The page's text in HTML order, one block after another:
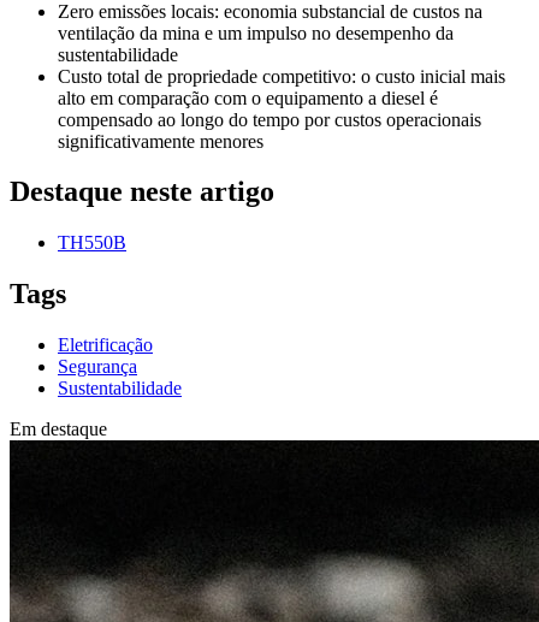
Zero emissões locais: economia substancial de custos na
ventilação da mina e um impulso no desempenho da
sustentabilidade
Custo total de propriedade competitivo: o custo inicial mais
alto em comparação com o equipamento a diesel é
compensado ao longo do tempo por custos operacionais
significativamente menores
Destaque neste artigo
TH550B
Tags
Eletrificação
Segurança
Sustentabilidade
Em destaque